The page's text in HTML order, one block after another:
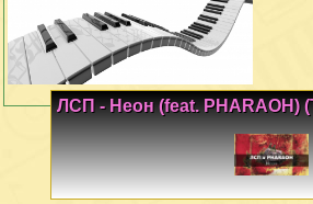
ЛСП - Неон (feat. PHARAOH)